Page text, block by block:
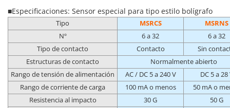
■Especificaciones: Sensor especial para tipo estilo bolígrafo
Tipo MSRCS
MSRNS
Nº
6 a 32
6 a 32
Tipo de contacto
Contacto
Sin
Estructuras de contacto
Normalmente abierto
Rango de tensión de alimentación
AC / DC 5 a 240 V
DC 5 a 28
Rango de corriente de carga
100 mA o menos
50 mA o
Resistencia al impacto
30 G
50 G